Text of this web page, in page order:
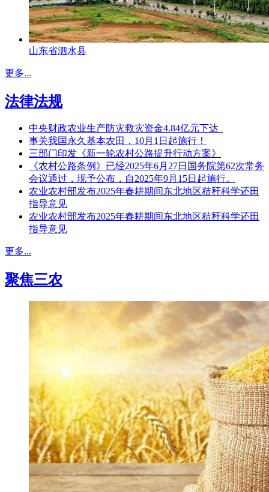
山东省泗水县
更多...
法律法规
中央财政农业生产防灾救灾资金4.84亿元下达
事关我国永久基本农田，10月1日起施行！
三部门印发《新一轮农村公路提升行动方案》
《农村公路条例》已经2025年6月27日国务院第62次常务
会议通过，现予公布，自2025年9月15日起施行。
农业农村部发布2025年春耕期间东北地区秸秆科学还田
指导意见
农业农村部发布2025年春耕期间东北地区秸秆科学还田
指导意见
更多...
聚焦三农